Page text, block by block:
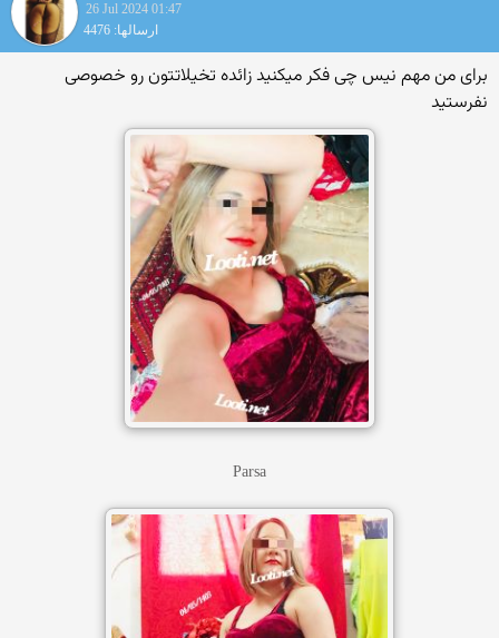
26 Jul 2024 01:47
ارسالها: 4476
برای من مهم نیس چی فکر میکنید زائده تخیلاتتون رو خصوصی
نفرستید
Parsa